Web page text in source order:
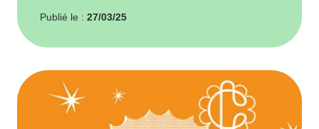
Publié le : 27/03/25